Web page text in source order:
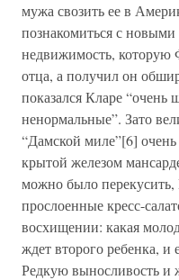
мужа свозить ее в
познакомиться с новыми
недвижимость, которую
отца, а получил он
показался Кларе
ненормальные”. Зато
“Дамской миле”[6]
крытой железом
можно было
прослоенные кресс-
восхищении: какая
ждет второго ребенка,
Редкую выносливость и